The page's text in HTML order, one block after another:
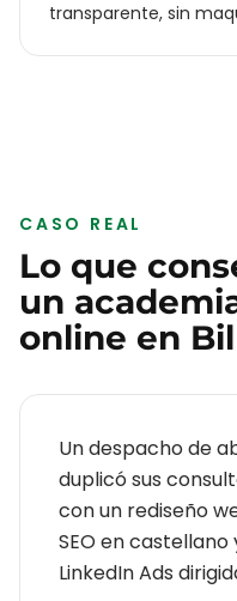
transparente, sin
CASO REAL
Lo que
un
online en
Un despacho de
duplicó sus
con un rediseño
SEO en
LinkedIn Ads